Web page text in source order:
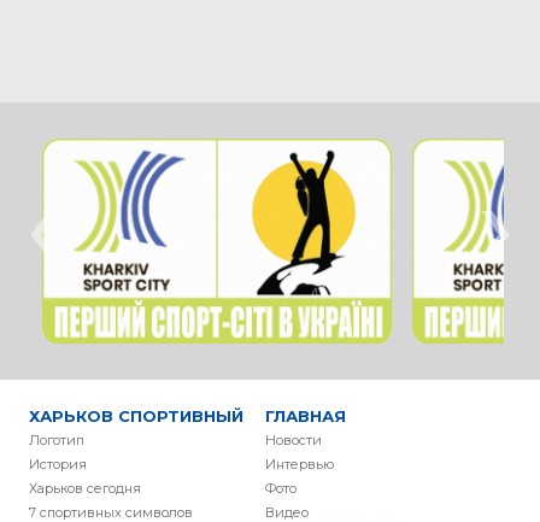
‹ ›
ХАРЬКОВ СПОРТИВНЫЙ
Логотип
История
Харьков сегодня
7 спортивных символов
ГЛАВНАЯ
Новости
Интервью
Фото
Видео